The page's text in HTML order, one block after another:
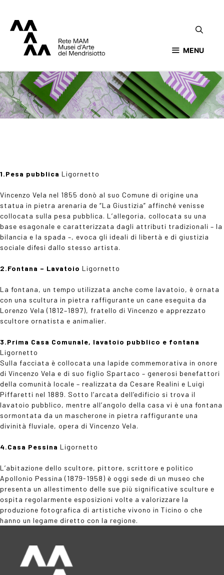
MENU
1.Pesa pubblica Ligornetto
Vincenzo Vela nel 1855 donò al suo Comune di origine una
statua in pietra arenaria de “La Giustizia” affinché venisse
collocata sulla pesa pubblica. L’allegoria, collocata su una
base esagonale e caratterizzata dagli attributi tradizionali – la
bilancia e la spada –, evoca gli ideali di libertà e di giustizia
sociale difesi dallo stesso artista.
2.Fontana – Lavatoio Ligornetto
La fontana, un tempo utilizzata anche come lavatoio, è ornata
con una scultura in pietra raffigurante un cane eseguita da
Lorenzo Vela (1812–1897), fratello di Vincenzo e apprezzato
scultore ornatista e animalier.
3.Prima Casa Comunale, lavatoio pubblico e fontana
Ligornetto
Sulla facciata è collocata una lapide commemorativa in onore
di Vincenzo Vela e di suo figlio Spartaco – generosi benefattori
della comunità locale – realizzata da Cesare Realini e Luigi
Piffaretti nel 1889. Sotto l’arcata dell’edificio si trova il
lavatoio pubblico, mentre all’angolo della casa vi è una fontana
sormontata da un mascherone in pietra raffigurante una
divinità fluviale, opera di Vincenzo Vela.
4.Casa Pessina Ligornetto
L’abitazione dello scultore, pittore, scrittore e politico
Apollonio Pessina (1879-1958) è oggi sede di un museo che
presenta un allestimento delle sue più significative sculture e
ospita regolarmente esposizioni volte a valorizzare la
produzione fotografica di artistiche vivono in Ticino o che
hanno un legame diretto con la regione.